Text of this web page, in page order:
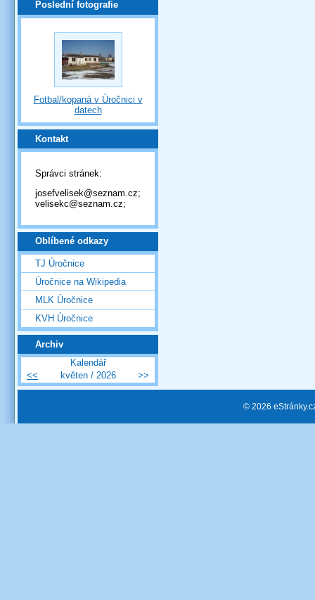
Poslední fotografie
Fotbal/kopaná v Úročnici v
datech
Kontakt
Správci stránek:
josefvelisek@seznam.cz;
velisekc@seznam.cz;
Oblíbené odkazy
TJ Úročnice
Úročnice na Wikipedia
MLK Úročnice
KVH Úročnice
Archiv
Kalendář
<<
květen / 2026 >>
© 2026